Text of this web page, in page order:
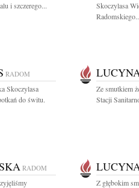
i szczerego...
Skoczylasa
RADOM
Skoczylasa
do świtu.
Ze smutkiem
Stacji
RADOM
Z głębokim